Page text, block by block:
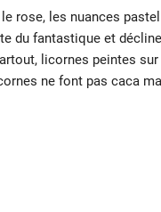
rose, les nuances
du fantastique et
licornes peintes sur
ne font pas caca